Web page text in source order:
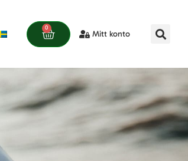
0
Mitt konto